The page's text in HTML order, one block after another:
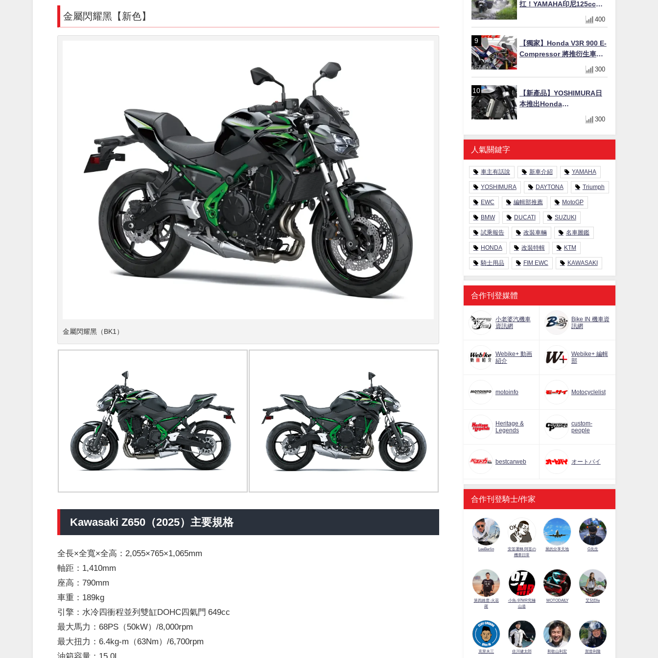
金屬閃耀黑【新色】
金屬閃耀黑（BK1）
Kawasaki Z650（2025）主要規格
全長×全寬×全高：2,055×765×1,065mm
軸距：1,410mm
座高：790mm
車重：189kg
引擎：水冷四衝程並列雙缸DOHC四氣門 649cc
最大馬力：68PS（50kW）/8,000rpm
最大扭力：6.4kg-m（63Nm）/6,700rpm
油箱容量：15.0L
扛！YAMAHA印尼125cc速
克達Gear Ultima 2740公里
耐操實測
400
【獨家】Honda V3R 900 E-
Compressor 將推衍生車
系？自然進氣 V3 同步測試
中，CG 預想曝光！
300
【新產品】YOSHIMURA日
本推出Honda
CB1000F/CB1000 HORNET
專用水箱護網，六角網紋設
計質感升級
300
人氣關鍵字
車主有話說 新車介紹 YAMAHA
YOSHIMURA DAYTONA Triumph
EWC 編輯部推薦 MotoGP
BMW DUCATI SUZUKI
試乘報告 改裝車輛 名車圖鑑
HONDA 改裝特輯 KTM
騎士用品 FIM EWC KAWASAKI
合作刊登媒體
小老婆汽機車
資訊網
Bike IN 機車資
訊網
Webike+ 動画
紹介
Webike+ 編輯
部
motoinfo Motocyclelist
Heritage &
Legends
custom-
people
bestcarweb オートバイ
合作刊登騎士/作家
LeeBerlin
安筌運轉 阿筌の
機車日常
展的分享天地 G先生
第四維度-火花
羅
小魚-97MR究極
山道
MOTODAILY 艾兒Elle
克里夫三 佐川健太郎 和歌山利宏 賀曾利隆